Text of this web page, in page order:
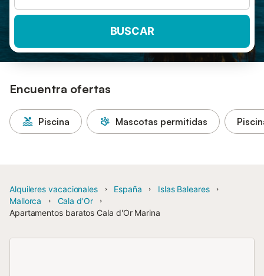
BUSCAR
Encuentra ofertas
Piscina Mascotas permitidas
Alquileres vacacionales España
Islas Baleares
Mallorca
Cala d'Or
Apartamentos baratos Cala d'Or Marina